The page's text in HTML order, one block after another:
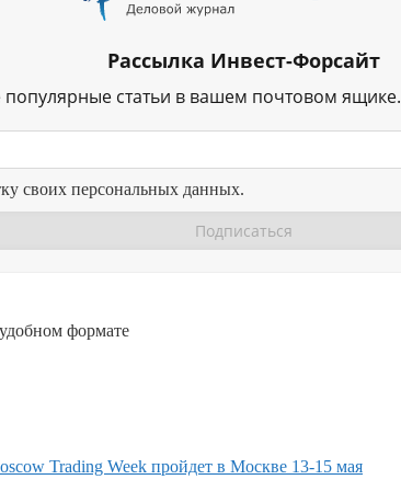
Рассылка Инвест-Форсайт
статьи в вашем почтовом ящике.
своих персональных данных.
формате
Trading Week пройдет в Москве 13-15 мая